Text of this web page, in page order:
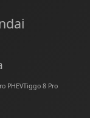
PHEVTiggo 8 Pro